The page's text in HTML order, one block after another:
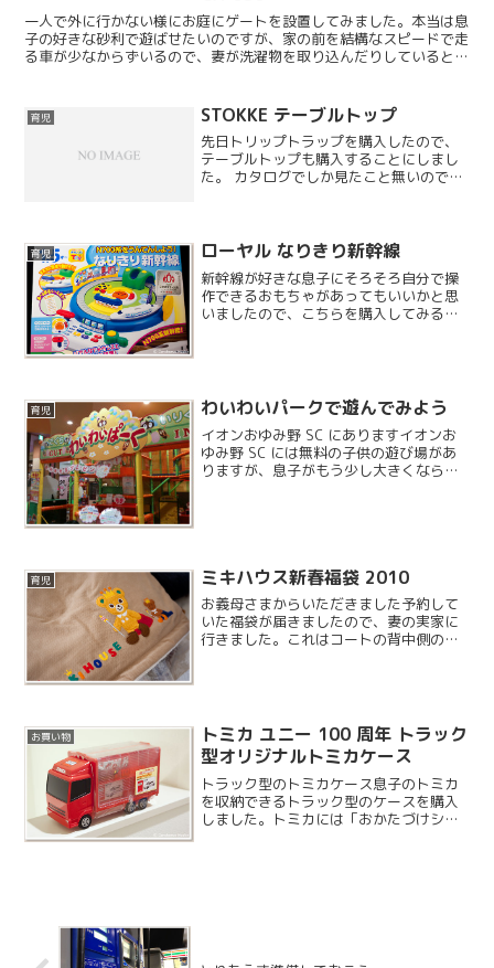
一人で外に行かない様にお庭にゲートを設置してみました。本当は息
子の好きな砂利で遊ばせたいのですが、家の前を結構なスピードで走
る車が少なからずいるので、妻が洗濯物を取り込んだりしているとき
育児 STOKKE テーブルトップ
先日トリップトラップを購入したので、
テーブルトップも購入することにしまし
た。 カタログでしか見たこと無いので結
育児 ローヤル なりきり新幹線
新幹線が好きな息子にそろそろ自分で操
作できるおもちゃがあってもいいかと思
いましたので、こちらを購入してみるこ
育児 わいわいパークで遊んでみよう
イオンおゆみ野 SC にありますイオンお
ゆみ野 SC には無料の子供の遊び場があ
りますが、息子がもう少し大きくならな
育児 ミキハウス新春福袋 2010
お義母さまからいただきました予約して
いた福袋が届きましたので、妻の実家に
行きました。これはコートの背中側のす
お買い物
トミカ ユニー 100 周年 トラック
型オリジナルトミカケース
トラック型のトミカケース息子のトミカ
を収納できるトラック型のケースを購入
しました。トミカには「おかたづけシリ